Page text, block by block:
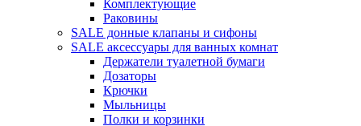
Комплектующие
Раковины
SALE донные клапаны и сифоны
SALE аксессуары для ванных комнат
Держатели туалетной бумаги
Дозаторы
Крючки
Мыльницы
Полки и корзинки